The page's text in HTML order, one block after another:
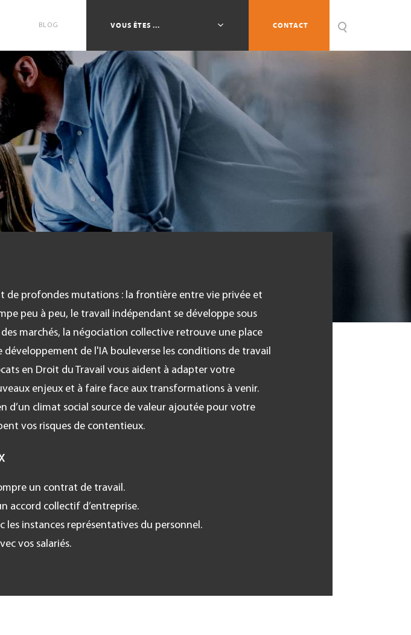
BLOG VOUS ÊTES ... CONTACT
de profondes mutations : la frontière entre vie privée et
peu à peu, le travail indépendant se développe sous
des marchés, la négociation collective retrouve une place
développement de l'IA bouleverse les conditions de travail
en Droit du Travail vous aident à adapter votre
enjeux et à faire face aux transformations à venir.
d’un climat social source de valeur ajoutée pour votre
vos risques de contentieux.
un contrat de travail.
accord collectif d’entreprise.
les instances représentatives du personnel.
vos salariés.